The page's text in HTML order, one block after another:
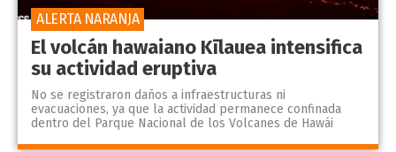
El volcán hawaiano Kīlauea intensifica
su actividad eruptiva
No se registraron daños a infraestructuras ni
evacuaciones, ya que la actividad permanece confinada
dentro del Parque Nacional de los Volcanes de Hawái
ALERTA NARANJA